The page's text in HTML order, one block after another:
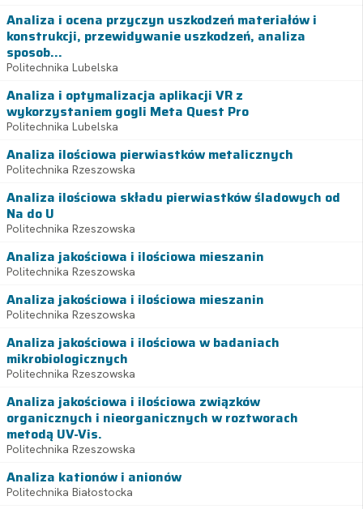
Analiza i ocena przyczyn uszkodzeń materiałów i
konstrukcji, przewidywanie uszkodzeń, analiza
sposob...
Politechnika Lubelska
Analiza i optymalizacja aplikacji VR z
wykorzystaniem gogli Meta Quest Pro
Politechnika Lubelska
Analiza ilościowa pierwiastków metalicznych
Politechnika Rzeszowska
Analiza ilościowa składu pierwiastków śladowych od
Na do U
Politechnika Rzeszowska
Analiza jakościowa i ilościowa mieszanin
Politechnika Rzeszowska
Analiza jakościowa i ilościowa mieszanin
Politechnika Rzeszowska
Analiza jakościowa i ilościowa w badaniach
mikrobiologicznych
Politechnika Rzeszowska
Analiza jakościowa i ilościowa związków
organicznych i nieorganicznych w roztworach
metodą UV-Vis.
Politechnika Rzeszowska
Analiza kationów i anionów
Politechnika Białostocka